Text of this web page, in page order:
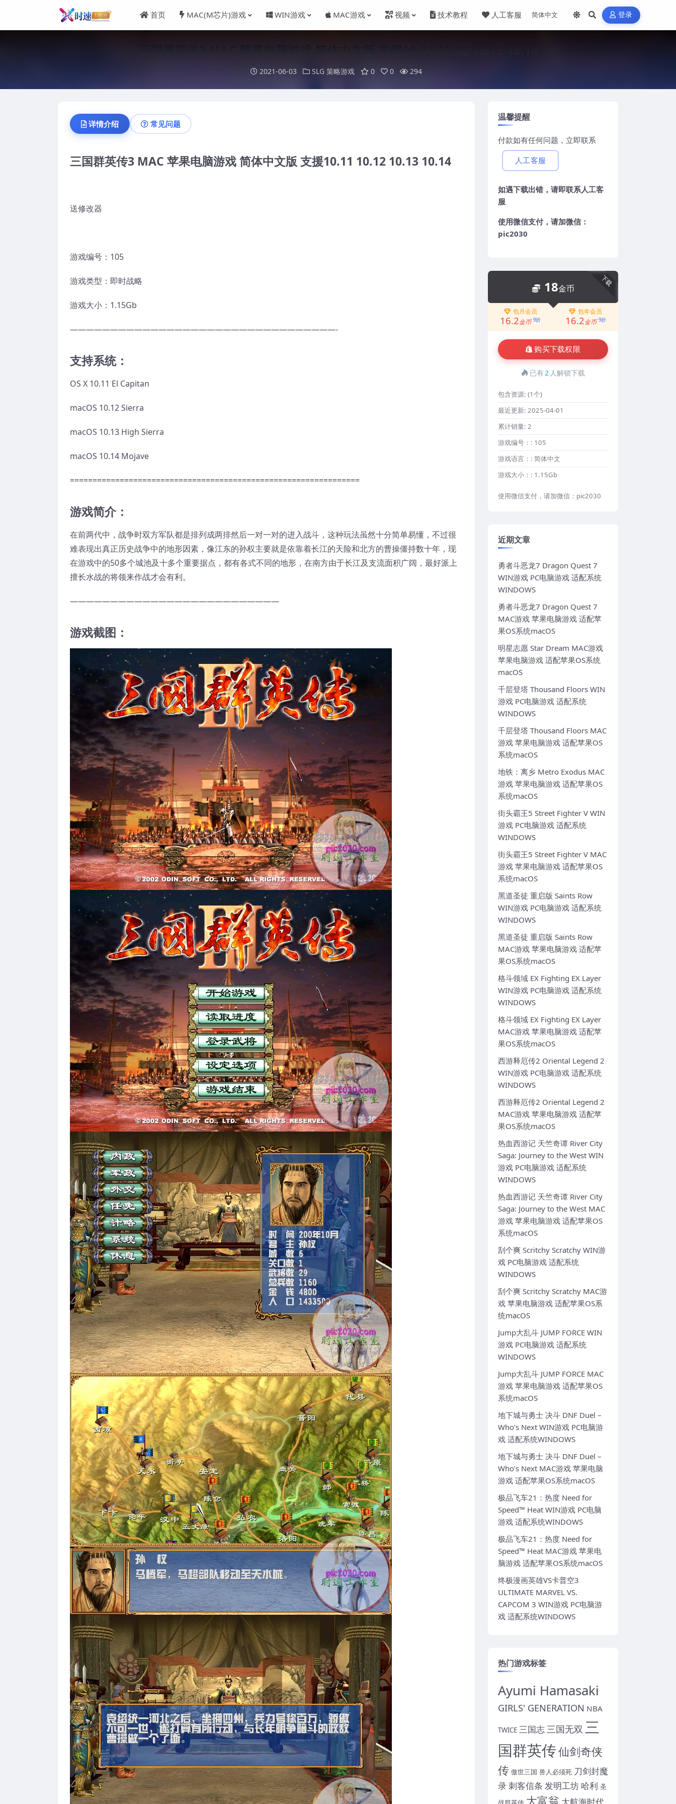
首页 MAC(M芯片)游戏 WIN游戏 MAC游戏 视频 技术教程 人工客服 登录
三国群英传3 MAC 苹果电脑游戏 简体中文版 支援10.11 10.12 10.13 10.14
2021-06-03 SLG 策略游戏 0 0 294
详情介绍 常见问题
三国群英传3 MAC 苹果电脑游戏 简体中文版 支援10.11 10.12 10.13 10.14
送修改器
游戏编号：105
游戏类型：即时战略
游戏大小：1.15Gb
—————————————————————————————————-
支持系统：
OS X 10.11 El Capitan
macOS 10.12 Sierra
macOS 10.13 High Sierra
macOS 10.14 Mojave
================================================================
游戏简介：
在前两代中，战争时双方军队都是排列成两排然后一对一对的进入战斗，这种玩法虽然十分简单易懂，不过很
难表现出真正历史战争中的地形因素，像江东的孙权主要就是依靠着长江的天险和北方的曹操僵持数十年，现
在游戏中的50多个城池及十多个重要据点，都有各式不同的地形，在南方由于长江及支流面积广阔，最好派上
擅长水战的将领来作战才会有利。
——————————————————————————
游戏截图：
温馨提醒
付款如有任何问题，立即联系
人工客服
如遇下载出错，请即联系人工客
服
使用微信支付，请加微信：
pic2030
下载
18金币
包月会员
16.2金币 9折
包年会员
16.2金币 9折
购买下载权限
已有2 人解锁下载
包含资源: (1个)
最近更新: 2025-04-01
累计销量: 2
游戏编号：: 105
游戏语言：: 简体中文
游戏大小：: 1.15Gb
使用微信支付，请加微信：pic2030
近期文章
勇者斗恶龙7 Dragon Quest 7
WIN游戏 PC电脑游戏 适配系统
WINDOWS
勇者斗恶龙7 Dragon Quest 7
MAC游戏 苹果电脑游戏 适配苹
果OS系统macOS
明星志愿 Star Dream MAC游戏
苹果电脑游戏 适配苹果OS系统
macOS
千层登塔 Thousand Floors WIN
游戏 PC电脑游戏 适配系统
WINDOWS
千层登塔 Thousand Floors MAC
游戏 苹果电脑游戏 适配苹果OS
系统macOS
地铁：离乡 Metro Exodus MAC
游戏 苹果电脑游戏 适配苹果OS
系统macOS
街头霸王5 Street Fighter V WIN
游戏 PC电脑游戏 适配系统
WINDOWS
街头霸王5 Street Fighter V MAC
游戏 苹果电脑游戏 适配苹果OS
系统macOS
黑道圣徒 重启版 Saints Row
WIN游戏 PC电脑游戏 适配系统
WINDOWS
黑道圣徒 重启版 Saints Row
MAC游戏 苹果电脑游戏 适配苹
果OS系统macOS
格斗领域 EX Fighting EX Layer
WIN游戏 PC电脑游戏 适配系统
WINDOWS
格斗领域 EX Fighting EX Layer
MAC游戏 苹果电脑游戏 适配苹
果OS系统macOS
西游释厄传2 Oriental Legend 2
WIN游戏 PC电脑游戏 适配系统
WINDOWS
西游释厄传2 Oriental Legend 2
MAC游戏 苹果电脑游戏 适配苹
果OS系统macOS
热血西游记 天竺奇谭 River City
Saga: Journey to the West WIN
游戏 PC电脑游戏 适配系统
WINDOWS
热血西游记 天竺奇谭 River City
Saga: Journey to the West MAC
游戏 苹果电脑游戏 适配苹果OS
系统macOS
刮个爽 Scritchy Scratchy WIN游
戏 PC电脑游戏 适配系统
WINDOWS
刮个爽 Scritchy Scratchy MAC游
戏 苹果电脑游戏 适配苹果OS系
统macOS
Jump大乱斗 JUMP FORCE WIN
游戏 PC电脑游戏 适配系统
WINDOWS
Jump大乱斗 JUMP FORCE MAC
游戏 苹果电脑游戏 适配苹果OS
系统macOS
地下城与勇士 决斗 DNF Duel –
Who’s Next WIN游戏 PC电脑游
戏 适配系统WINDOWS
地下城与勇士 决斗 DNF Duel –
Who’s Next MAC游戏 苹果电脑
游戏 适配苹果OS系统macOS
极品飞车21：热度 Need for
Speed™ Heat WIN游戏 PC电脑
游戏 适配系统WINDOWS
极品飞车21：热度 Need for
Speed™ Heat MAC游戏 苹果电
脑游戏 适配苹果OS系统macOS
终极漫画英雄VS卡普空3
ULTIMATE MARVEL VS.
CAPCOM 3 WIN游戏 PC电脑游
戏 适配系统WINDOWS
热门游戏标签
Ayumi Hamasaki
GIRLS' GENERATION NBA
TWICE 三国志三国无双 三
国群英传仙剑奇侠
传 傲世三国 兽人必须死 刀剑封魔
录刺客信条 发明工坊 哈利 圣
大富翁